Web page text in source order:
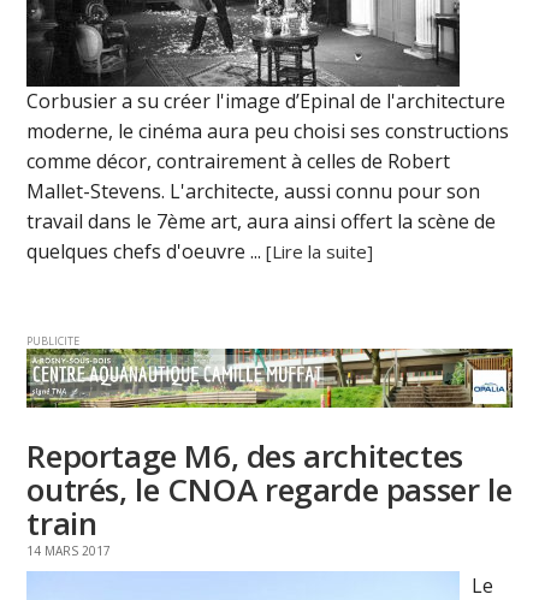
Corbusier a su créer l'image d’Epinal de l'architecture
moderne, le cinéma aura peu choisi ses constructions
comme décor, contrairement à celles de Robert
Mallet-Stevens. L'architecte, aussi connu pour son
travail dans le 7ème art, aura ainsi offert la scène de
quelques chefs d'oeuvre ...[Lire la suite]
PUBLICITE
Reportage M6, des architectes
outrés, le CNOA regarde passer le
train
14 MARS 2017
Le